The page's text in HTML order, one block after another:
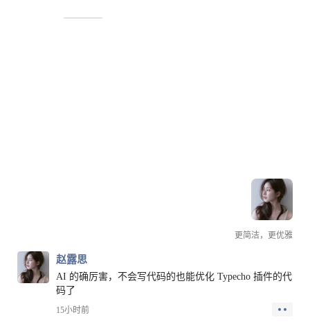
更简洁，更优雅
赵露思
AI 的确厉害，不会写代码的也能优化 Typecho 插件的代
码了
15小时前